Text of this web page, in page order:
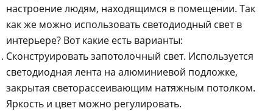
настроение людям, находящимся в помещении. Так
как же можно использовать светодиодный свет в
интерьере? Вот какие есть варианты:
Сконструировать запотолочный свет. Используется
светодиодная лента на алюминиевой подложке,
закрытая светорассеивающим натяжным потолком.
Яркость и цвет можно регулировать.